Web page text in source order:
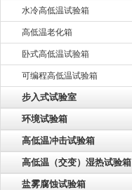
水冷高低温试验箱
高低温老化箱
卧式高低温试验箱
可编程高低温试验箱
步入式试验室
环境试验箱
高低温冲击试验箱
高低温（交变）湿热试验箱
盐雾腐蚀试验箱